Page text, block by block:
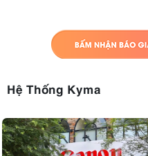
Hệ Thống Kyma